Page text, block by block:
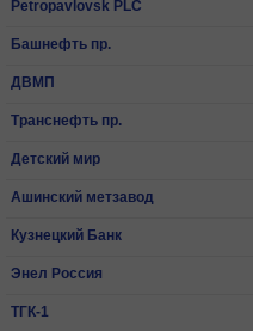
Petropavlovsk PLC
Башнефть пр.
ДВМП
Транснефть пр.
Детский мир
Ашинский метзавод
Кузнецкий Банк
Энел Россия
ТГК-1